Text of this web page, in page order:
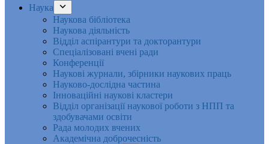
Наука
Наукова бібліотека
Наукова діяльність
Відділ аспірантури та докторантури
Спеціалізовані вчені ради
Конференції
Наукові журнали, збірники наукових праць
Науково-дослідна частина
Інноваційні наукові кластери
Відділ організації наукової роботи з НПП та
здобувачами освіти
Рада молодих вчених
Академічна доброчесність